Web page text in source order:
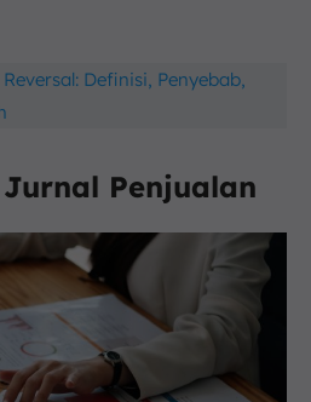
Definisi, Penyebab,
Penjualan